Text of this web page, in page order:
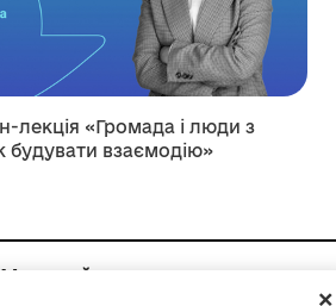
лекція «Громада і люди з
будувати взаємодію»
Мапа сайту